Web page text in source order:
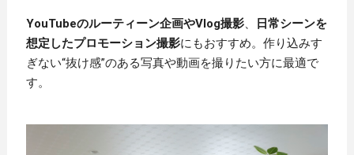
YouTubeのルーティーン企画やVlog撮影、
日常シーンを
想定したプロモーション撮影にもおすすめ。作り込みす
ぎない“抜け感”のある写真や動画を撮りたい方に最適で
す。